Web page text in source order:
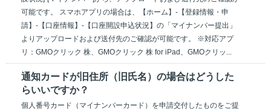
可能です。 スマホアプリの場合は、【ホーム】-【登録情報・申
請】-【口座情報】-【口座開設申込状況】の「マイナンバー提出」
よりアップロードおよび送付先のご確認が可能です。 ※対応アプ
リ：GMOクリック 株、GMOクリック 株 for iPad、GMOクリッ...
通知カードが旧住所（旧氏名）の場合はどうした
らいいですか？
個人番号カード（マイナンバーカード）を申請交付したものをご提